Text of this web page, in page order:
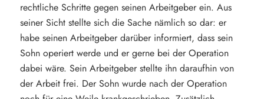
rechtliche Schritte gegen seinen Arbeitgeber ein. Aus
seiner Sicht stellte sich die Sache nämlich so dar: er
habe seinen Arbeitgeber darüber informiert, dass sein
Sohn operiert werde und er gerne bei der Operation
dabei wäre. Sein Arbeitgeber stellte ihn daraufhin von
der Arbeit frei. Der Sohn wurde nach der Operation